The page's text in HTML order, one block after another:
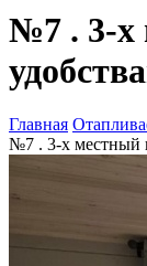
№7 . 3-х
Главная
№7 . 3-х местный